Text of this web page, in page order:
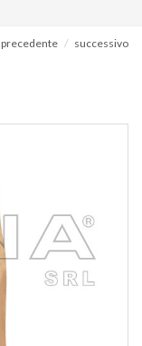
precedente successivo